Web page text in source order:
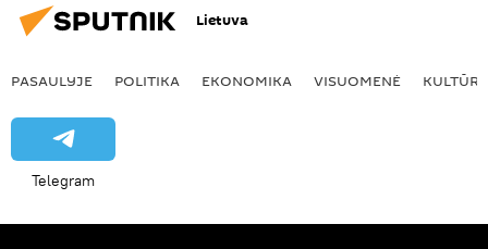
Lietuva
PASAULYJE POLITIKA EKONOMIKA VISUOMENĖ KULTŪRA
Telegram